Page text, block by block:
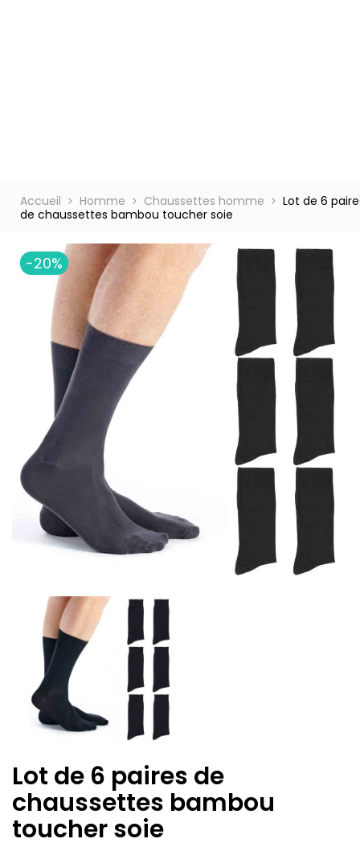
Accueil Homme Chaussettes homme
Lot de 6
de chaussettes bambou toucher soie
-20%
Lot de 6 paires de
chaussettes bambou
toucher soie